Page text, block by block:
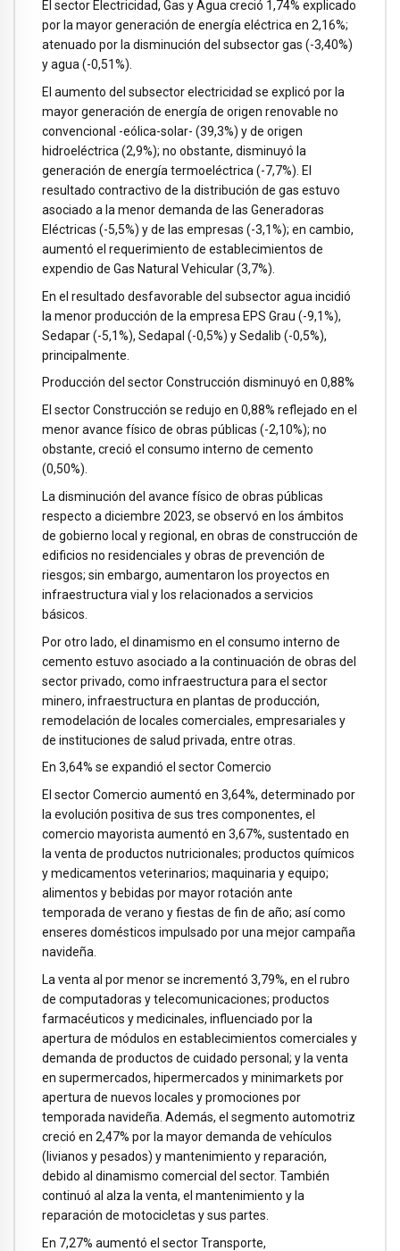
El sector Electricidad, Gas y Agua creció 1,74% explicado
por la mayor generación de energía eléctrica en 2,16%;
atenuado por la disminución del subsector gas (-3,40%)
y agua (-0,51%).
El aumento del subsector electricidad se explicó por la
mayor generación de energía de origen renovable no
convencional -eólica-solar- (39,3%) y de origen
hidroeléctrica (2,9%); no obstante, disminuyó la
generación de energía termoeléctrica (-7,7%). El
resultado contractivo de la distribución de gas estuvo
asociado a la menor demanda de las Generadoras
Eléctricas (-5,5%) y de las empresas (-3,1%); en cambio,
aumentó el requerimiento de establecimientos de
expendio de Gas Natural Vehicular (3,7%).
En el resultado desfavorable del subsector agua incidió
la menor producción de la empresa EPS Grau (-9,1%),
Sedapar (-5,1%), Sedapal (-0,5%) y Sedalib (-0,5%),
principalmente.
Producción del sector Construcción disminuyó en 0,88%
El sector Construcción se redujo en 0,88% reflejado en el
menor avance físico de obras públicas (-2,10%); no
obstante, creció el consumo interno de cemento
(0,50%).
La disminución del avance físico de obras públicas
respecto a diciembre 2023, se observó en los ámbitos
de gobierno local y regional, en obras de construcción de
edificios no residenciales y obras de prevención de
riesgos; sin embargo, aumentaron los proyectos en
infraestructura vial y los relacionados a servicios
básicos.
Por otro lado, el dinamismo en el consumo interno de
cemento estuvo asociado a la continuación de obras del
sector privado, como infraestructura para el sector
minero, infraestructura en plantas de producción,
remodelación de locales comerciales, empresariales y
de instituciones de salud privada, entre otras.
En 3,64% se expandió el sector Comercio
El sector Comercio aumentó en 3,64%, determinado por
la evolución positiva de sus tres componentes, el
comercio mayorista aumentó en 3,67%, sustentado en
la venta de productos nutricionales; productos químicos
y medicamentos veterinarios; maquinaria y equipo;
alimentos y bebidas por mayor rotación ante
temporada de verano y fiestas de fin de año; así como
enseres domésticos impulsado por una mejor campaña
navideña.
La venta al por menor se incrementó 3,79%, en el rubro
de computadoras y telecomunicaciones; productos
farmacéuticos y medicinales, influenciado por la
apertura de módulos en establecimientos comerciales y
demanda de productos de cuidado personal; y la venta
en supermercados, hipermercados y minimarkets por
apertura de nuevos locales y promociones por
temporada navideña. Además, el segmento automotriz
creció en 2,47% por la mayor demanda de vehículos
(livianos y pesados) y mantenimiento y reparación,
debido al dinamismo comercial del sector. También
continuó al alza la venta, el mantenimiento y la
reparación de motocicletas y sus partes.
En 7,27% aumentó el sector Transporte,